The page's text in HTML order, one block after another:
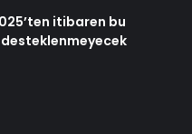
itibaren bu